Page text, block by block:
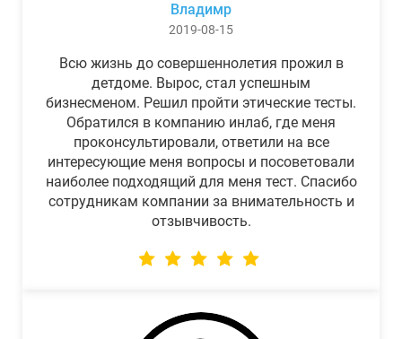
Владимр
2019-08-15
Всю жизнь до совершеннолетия прожил в
детдоме. Вырос, стал успешным
бизнесменом. Решил пройти этические тесты.
Обратился в компанию инлаб, где меня
проконсультировали, ответили на все
интересующие меня вопросы и посоветовали
наиболее подходящий для меня тест. Спасибо
сотрудникам компании за внимательность и
отзывчивость.